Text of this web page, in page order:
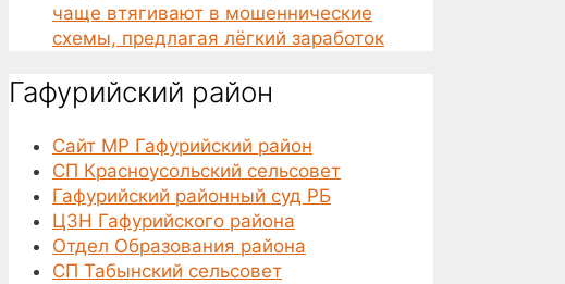
чаще втягивают в мошеннические
схемы, предлагая лёгкий заработок
Гафурийский район
Сайт МР Гафурийский район
СП Красноусольский сельсовет
Гафурийский районный суд РБ
ЦЗН Гафурийского района
Отдел Образования района
СП Табынский сельсовет